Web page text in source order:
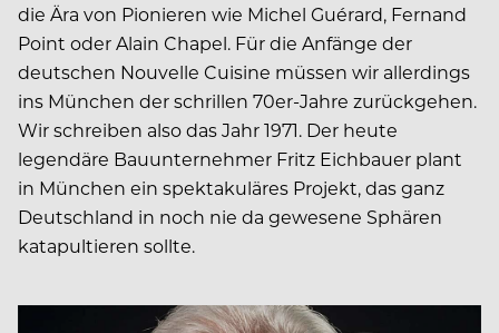
die Ära von Pionieren wie Michel Guérard, Fernand
Point oder Alain Chapel. Für die Anfänge der
deutschen Nouvelle Cuisine müssen wir allerdings
ins München der schrillen 70er-Jahre zurückgehen.
Wir schreiben also das Jahr 1971. Der heute
legendäre Bauunternehmer Fritz Eichbauer plant
in München ein spektakuläres Projekt, das ganz
Deutschland in noch nie da gewesene Sphären
katapultieren sollte.